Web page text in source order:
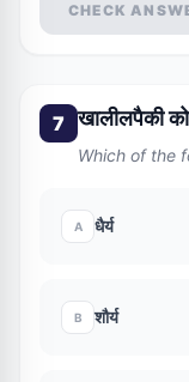
CHECK
7 खालीलपैकी
Which of the
A धैर्य
B शौर्य